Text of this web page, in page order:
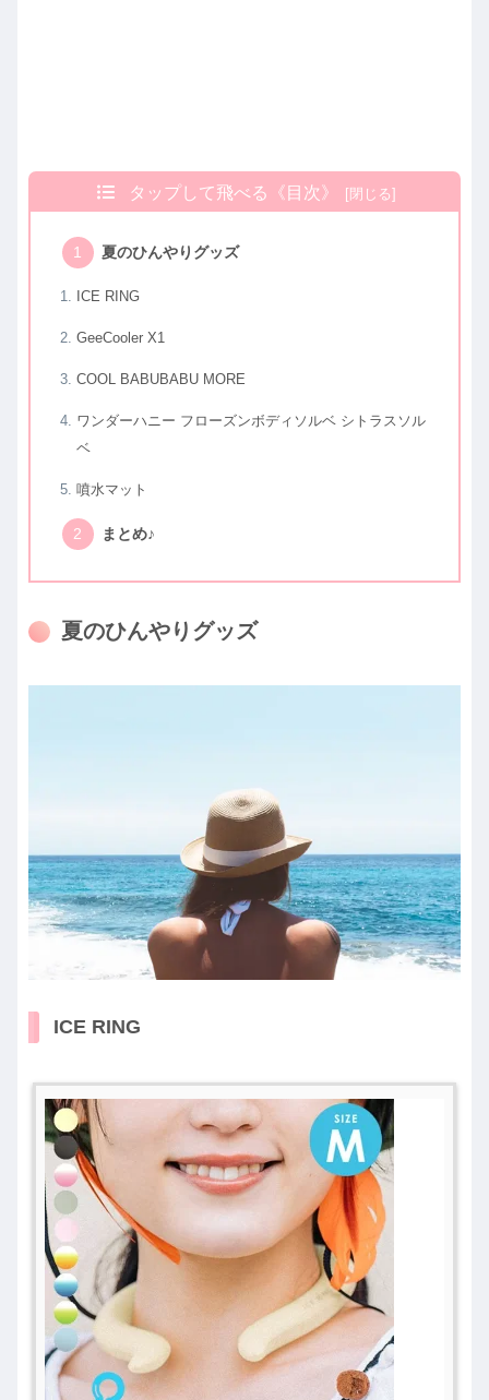
タップして飛べる《目次》
夏のひんやりグッズ
ICE RING
GeeCooler X1
COOL BABUBABU MORE
ワンダーハニー フローズンボディソルベ シトラスソル
ベ
噴水マット
まとめ♪
夏のひんやりグッズ
ICE RING